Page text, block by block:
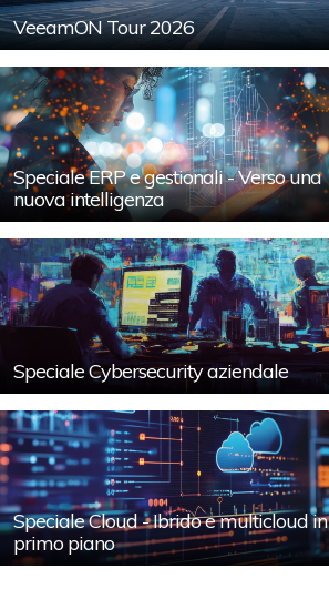
VeeamON Tour 2026
Speciale ERP e gestionali - Verso una
nuova intelligenza
Speciale Cybersecurity aziendale
Speciale Cloud - Ibrido e multicloud in
primo piano